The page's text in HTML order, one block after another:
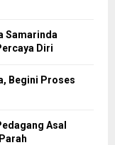
Samarinda
Diri
Begini Proses
Asal